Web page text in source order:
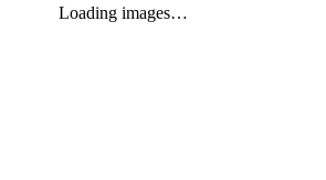
Loading images…